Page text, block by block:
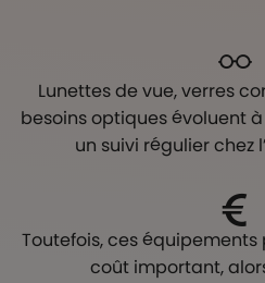
Lunettes de vue, verres
besoins optiques évoluent
un suivi régulier chez
Toutefois, ces
coût important,